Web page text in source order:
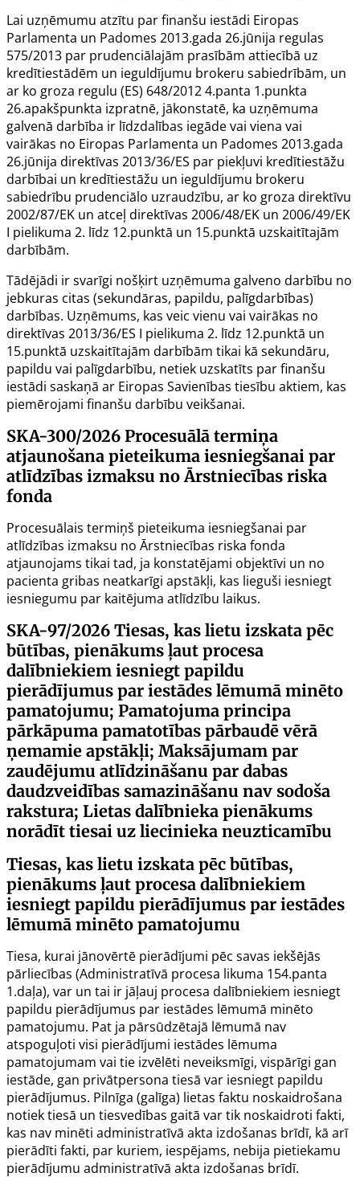
Lai uzņēmumu atzītu par finanšu iestādi Eiropas
Parlamenta un Padomes 2013.gada 26.jūnija regulas
575/2013 par prudenciālajām prasībām attiecībā uz
kredītiestādēm un ieguldījumu brokeru sabiedrībām, un
ar ko groza regulu (ES) 648/2012 4.panta 1.punkta
26.apakšpunkta izpratnē, jākonstatē, ka uzņēmuma
galvenā darbība ir līdzdalības iegāde vai viena vai
vairākas no Eiropas Parlamenta un Padomes 2013.gada
26.jūnija direktīvas 2013/36/ES par piekļuvi kredītiestāžu
darbībai un kredītiestāžu un ieguldījumu brokeru
sabiedrību prudenciālo uzraudzību, ar ko groza direktīvu
2002/87/EK un atceļ direktīvas 2006/48/EK un 2006/49/EK
I pielikuma 2. līdz 12.punktā un 15.punktā uzskaitītajām
darbībām.
Tādējādi ir svarīgi nošķirt uzņēmuma galveno darbību no
jebkuras citas (sekundāras, papildu, palīgdarbības)
darbības. Uzņēmums, kas veic vienu vai vairākas no
direktīvas 2013/36/ES I pielikuma 2. līdz 12.punktā un
15.punktā uzskaitītajām darbībām tikai kā sekundāru,
papildu vai palīgdarbību, netiek uzskatīts par finanšu
iestādi saskaņā ar Eiropas Savienības tiesību aktiem, kas
piemērojami finanšu darbību veikšanai.
SKA-300/2026 Procesuālā termiņa
atjaunošana pieteikuma iesniegšanai par
atlīdzības izmaksu no Ārstniecības riska
fonda
Procesuālais termiņš pieteikuma iesniegšanai par
atlīdzības izmaksu no Ārstniecības riska fonda
atjaunojams tikai tad, ja konstatējami objektīvi un no
pacienta gribas neatkarīgi apstākļi, kas lieguši iesniegt
iesniegumu par kaitējuma atlīdzību laikus.
SKA-97/2026 Tiesas, kas lietu izskata pēc
būtības, pienākums ļaut procesa
dalībniekiem iesniegt papildu
pierādījumus par iestādes lēmumā minēto
pamatojumu; Pamatojuma principa
pārkāpuma pamatotības pārbaudē vērā
ņemamie apstākļi; Maksājumam par
zaudējumu atlīdzināšanu par dabas
daudzveidības samazināšanu nav sodoša
rakstura; Lietas dalībnieka pienākums
norādīt tiesai uz liecinieka neuzticamību
Tiesas, kas lietu izskata pēc būtības,
pienākums ļaut procesa dalībniekiem
iesniegt papildu pierādījumus par iestādes
lēmumā minēto pamatojumu
Tiesa, kurai jānovērtē pierādījumi pēc savas iekšējās
pārliecības (Administratīvā procesa likuma 154.panta
1.daļa), var un tai ir jāļauj procesa dalībniekiem iesniegt
papildu pierādījumus par iestādes lēmumā minēto
pamatojumu. Pat ja pārsūdzētajā lēmumā nav
atspoguļoti visi pierādījumi iestādes lēmuma
pamatojumam vai tie izvēlēti neveiksmīgi, vispārīgi gan
iestāde, gan privātpersona tiesā var iesniegt papildu
pierādījumus. Pilnīga (galīga) lietas faktu noskaidrošana
notiek tiesā un tiesvedības gaitā var tik noskaidroti fakti,
kas nav minēti administratīvā akta izdošanas brīdī, kā arī
pierādīti fakti, par kuriem, iespējams, nebija pietiekamu
pierādījumu administratīvā akta izdošanas brīdī.